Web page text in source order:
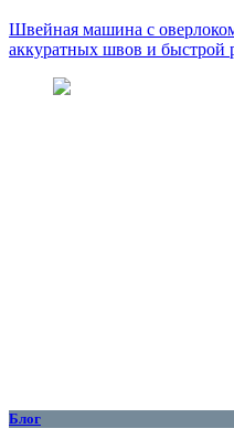
Швейная машина с
аккуратных швов и быстрой
Блог